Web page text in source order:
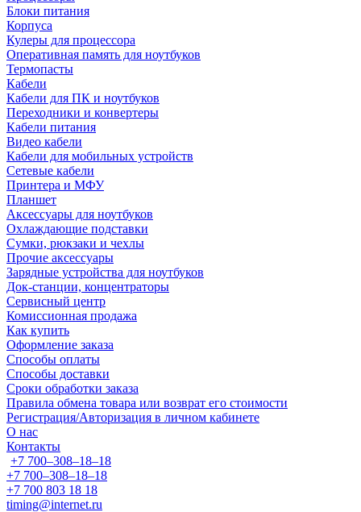
Блоки питания
Корпуса
Кулеры для процессора
Оперативная память для ноутбуков
Термопасты
Кабели
Кабели для ПК и ноутбуков
Переходники и конвертеры
Кабели питания
Видео кабели
Кабели для мобильных устройств
Сетевые кабели
Принтера и МФУ
Планшет
Аксессуары для ноутбуков
Охлаждающие подставки
Сумки, рюкзаки и чехлы
Прочие аксессуары
Зарядные устройства для ноутбуков
Док-станции, концентраторы
Сервисный центр
Комиссионная продажа
Как купить
Оформление заказа
Способы оплаты
Способы доставки
Сроки обработки заказа
Правила обмена товара или возврат его стоимости
Регистрация/Авторизация в личном кабинете
О нас
Контакты
+7 700‒308‒18‒18
+7 700‒308‒18‒18
+7 700 803 18 18
timing@internet.ru